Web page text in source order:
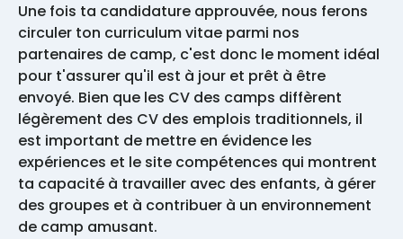
Une fois ta candidature approuvée, nous ferons
circuler ton curriculum vitae parmi nos
partenaires de camp, c'est donc le moment idéal
pour t'assurer qu'il est à jour et prêt à être
envoyé. Bien que les CV des camps diffèrent
légèrement des CV des emplois traditionnels, il
est important de mettre en évidence les
expériences et le site compétences qui montrent
ta capacité à travailler avec des enfants, à gérer
des groupes et à contribuer à un environnement
de camp amusant.